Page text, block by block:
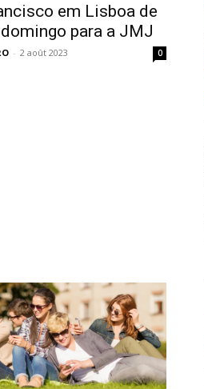
em Lisboa de
para a JMJ
- 2 août 2023 0